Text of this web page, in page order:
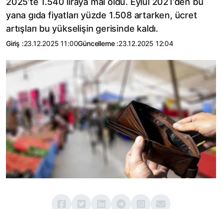
yana gıda fiyatları yüzde 1.508 artarken, ücret
artışları bu yükselişin gerisinde kaldı.
Giriş :23.12.2025 11:00Güncelleme :23.12.2025 12:04